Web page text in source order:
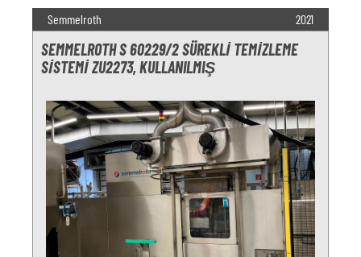
Semmelroth 2021
SEMMELROTH S 60229/2 SÜREKLI TEMIZLEME
SISTEMI ZU2273, KULLANILMIŞ